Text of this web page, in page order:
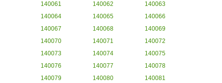
140061
140062
140063
140064
140065
140066
140067
140068
140069
140070
140071
140072
140073
140074
140075
140076
140077
140078
140079
140080
140081